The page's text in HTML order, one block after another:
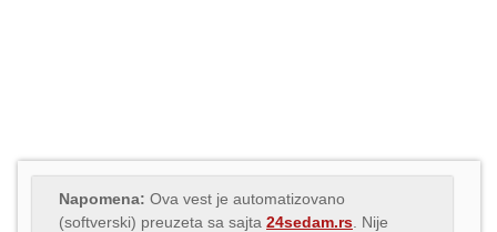
Napomena: Ova vest je automatizovano
(softverski) preuzeta sa sajta 24sedam.rs . Nije